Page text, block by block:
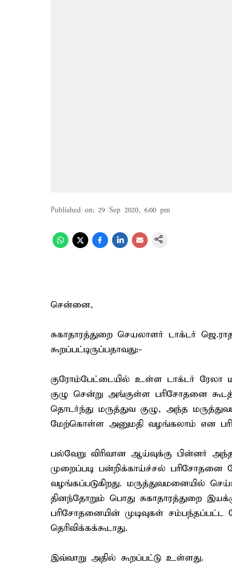
Published on: 29 Sep 2020, 6:00 pm
சென்னை,
சுகாதாரத்துறை செயலாளர் டாக்டர்
கூறப்பட்டிருப்பதாவது:-
குரோம்பேட்டையில் உள்ள டாக்டர் ரேலா
குழு சென்று அங்குள்ள பரிசோதனை
தொடர்ந்து மருத்துவ குழு, அந்த
மேற்கொள்ள அனுமதி வழங்கலாம் என
பல்வேறு விரிவான ஆய்வுக்கு பின்னர்
முறைப்படி பன்றிக்காய்ச்சல் பரிசோதனை
வழங்கப்படுகிறது. மருத்துவமனையில்
தினந்தோறும் பொது சுகாதாரத்துறை
பரிசோதனையின் முடிவுகள் சம்பந்தப்பட்ட
தெரிவிக்கக்கூடாது.
இவ்வாறு அதில் கூறப்பட்டு உள்ளது.